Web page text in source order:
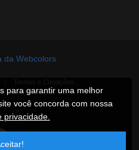
reservados.
para garantir uma melhor
você concorda com nossa
privacidade.